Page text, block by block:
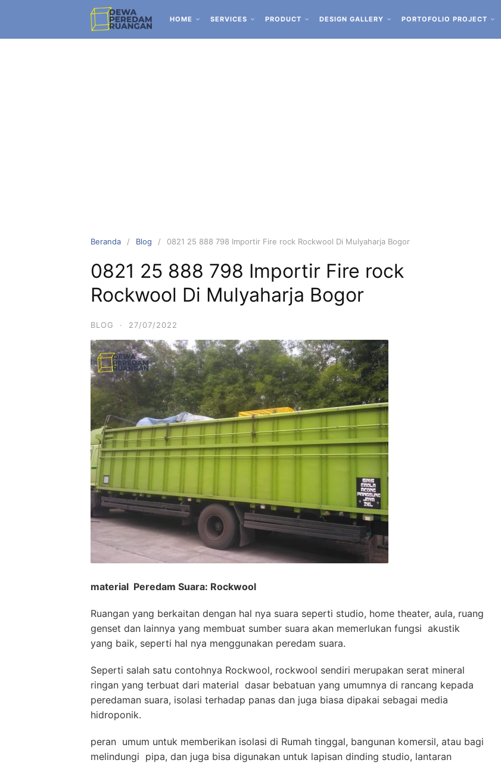
HOME SERVICES PRODUCT DESIGN GALLERY PORTOFOLIO PROJECT
Beranda Blog 0821 25 888 798 Importir Fire rock Rockwool Di Mulyaharja Bogor
0821 25 888 798 Importir Fire rock
Rockwool Di Mulyaharja Bogor
BLOG · 27/07/2022
material Peredam Suara: Rockwool
Ruangan yang berkaitan dengan hal nya suara seperti studio, home theater, aula, ruang
genset dan lainnya yang membuat sumber suara akan memerlukan fungsi akustik
yang baik, seperti hal nya menggunakan peredam suara.
Seperti salah satu contohnya Rockwool, rockwool sendiri merupakan serat mineral
ringan yang terbuat dari material dasar bebatuan yang umumnya di rancang kepada
peredaman suara, isolasi terhadap panas dan juga biasa dipakai sebagai media
hidroponik.
peran umum untuk memberikan isolasi di Rumah tinggal, bangunan komersil, atau bagi
melindungi pipa, dan juga bisa digunakan untuk lapisan dinding studio, lantaran